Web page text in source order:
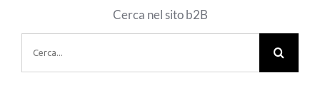
Cerca nel sito b2B
per: